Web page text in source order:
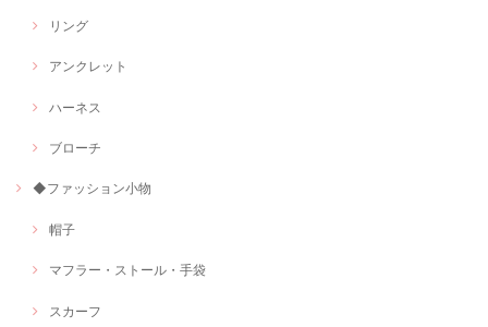
リング
アンクレット
ハーネス
ブローチ
◆ファッション小物
帽子
マフラー・ストール・手袋
スカーフ